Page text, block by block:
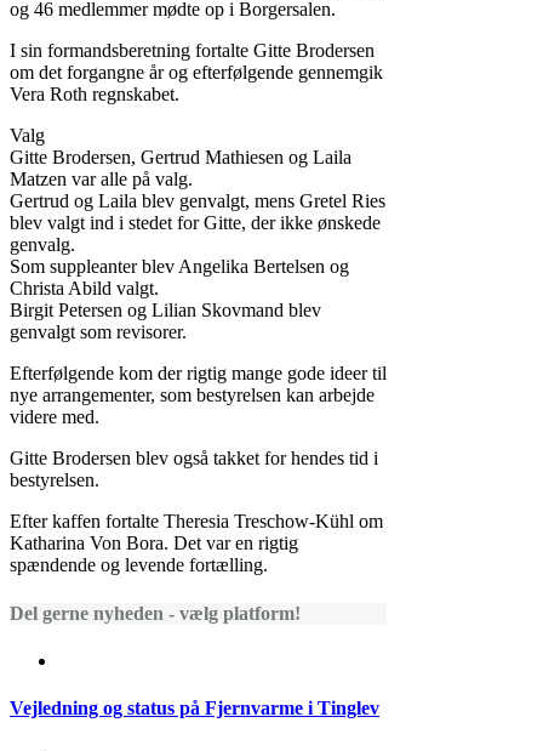
og 46 medlemmer mødte op i Borgersalen.
I sin formandsberetning fortalte Gitte Brodersen
om det forgangne år og efterfølgende gennemgik
Vera Roth regnskabet.
Valg
Gitte Brodersen, Gertrud Mathiesen og Laila
Matzen var alle på valg.
Gertrud og Laila blev genvalgt, mens Gretel Ries
blev valgt ind i stedet for Gitte, der ikke ønskede
genvalg.
Som suppleanter blev Angelika Bertelsen og
Christa Abild valgt.
Birgit Petersen og Lilian Skovmand blev
genvalgt som revisorer.
Efterfølgende kom der rigtig mange gode ideer til
nye arrangementer, som bestyrelsen kan arbejde
videre med.
Gitte Brodersen blev også takket for hendes tid i
bestyrelsen.
Efter kaffen fortalte Theresia Treschow-Kühl om
Katharina Von Bora. Det var en rigtig
spændende og levende fortælling.
Del gerne nyheden - vælg platform!
Vejledning og status på Fjernvarme i Tinglev